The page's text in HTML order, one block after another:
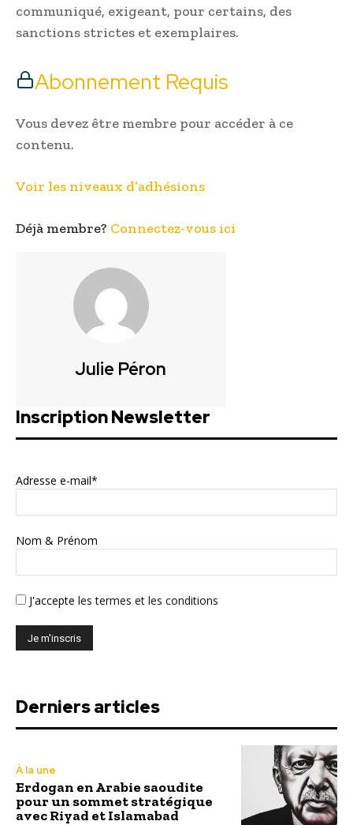
communiqué, exigeant, pour certains, des
sanctions strictes et exemplaires.
Abonnement Requis
Vous devez être membre pour accéder à ce
contenu.
Voir les niveaux d’adhésions
Déjà membre? Connectez-vous ici
Julie Péron
Inscription Newsletter
Adresse e-mail*
Nom & Prénom
J'accepte les termes et les conditions
Derniers articles
À la une
Erdogan en Arabie saoudite
pour un sommet stratégique
avec Riyad et Islamabad